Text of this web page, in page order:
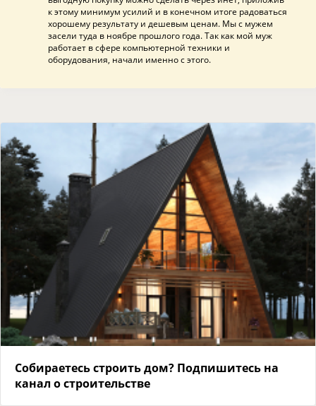
к этому минимум усилий и в конечном итоге радоваться
хорошему результату и дешевым ценам. Мы с мужем
засели туда в ноябре прошлого года. Так как мой муж
работает в сфере компьютерной техники и
оборудования, начали именно с этого.
Собираетесь строить дом? Подпишитесь на
канал о строительстве